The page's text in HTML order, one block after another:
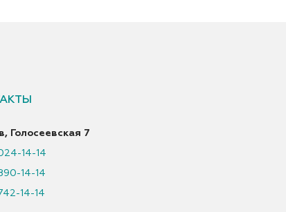
Голосеевская 7
14-14
14-14
14-14